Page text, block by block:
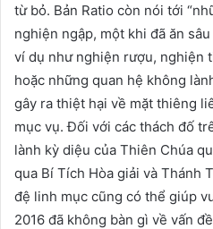
từ bỏ. Bản Ratio còn nói tới
nghiện ngập, một khi đã ăn
ví dụ như nghiện rượu, nghiện
hoặc những quan hệ không
gây ra thiệt hại về mặt thiêng
mục vụ. Đối với các thách đố
lành kỳ diệu của Thiên Chúa
qua Bí Tích Hòa giải và Thánh
đệ linh mục cũng có thể giúp
2016 đã không bàn gì về vấn